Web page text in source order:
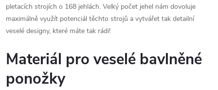
pletacích strojích o 168 jehlách. Velký počet jehel nám dovoluje
maximálně využít potenciál těchto strojů a vytvářet tak detailní
veselé designy, které máte tak rádi!
Materiál pro veselé bavlněné
ponožky